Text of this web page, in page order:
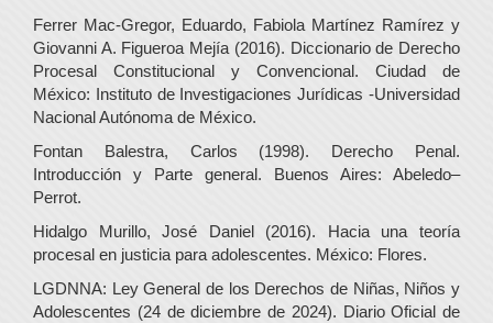
Ferrer Mac-Gregor, Eduardo, Fabiola Martínez Ramírez y
Giovanni A. Figueroa Mejía (2016). Diccionario de Derecho
Procesal Constitucional y Convencional. Ciudad de
México: Instituto de Investigaciones Jurídicas -Universidad
Nacional Autónoma de México.
Fontan Balestra, Carlos (1998). Derecho Penal.
Introducción y Parte general. Buenos Aires: Abeledo–
Perrot.
Hidalgo Murillo, José Daniel (2016). Hacia una teoría
procesal en justicia para adolescentes. México: Flores.
LGDNNA: Ley General de los Derechos de Niñas, Niños y
Adolescentes (24 de diciembre de 2024). Diario Oficial de